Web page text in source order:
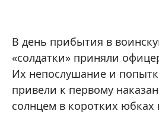
В день прибытия в
«солдатки» приняли
Их непослушание и
привели к первому
солнцем в коротких юбках